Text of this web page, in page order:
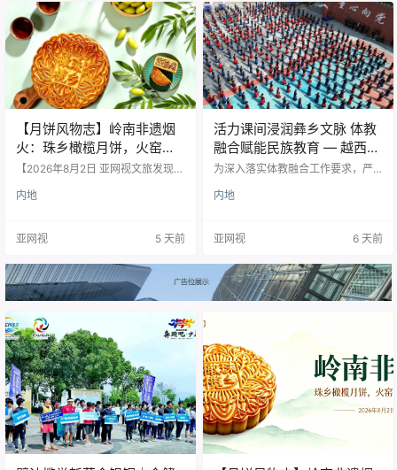
情点燃了这片水域。 本次赛事由国
家体育总局水上运动管理中心主
办，专为青少年量身打造。赛事根
据年龄设置了U18、U16、U14三大
专业组别，并特别设立了面向新手
的体验组，确保不…
表、校园师生、青少年参赛队伍，
融体育竞技、美育展演、科创展
示、志愿服务于一体，搭建青少年
德智体美劳全面发展的综合实践平
台。 在活动开幕式上，精彩的文体
类节目轮番登台，尽显…
【月饼风物志】岭南非遗烟
火：珠乡橄榄月饼，火窑古
法里的中秋食养文脉
【2026年8月2日 亚网视文旅发现】
序曲已然悄然启幕。 月饼，作为中
民俗底蕴与烟火气质。 广袤华夏，
叠，晋式古朴敦厚，潮式朥饼绵
密，经典广式温润醇厚。 一方水
土，一味风物，各自传承一方人文
乡橄榄月饼凭借独树一帜的非遗古
法技艺与五行食养理念，自成一…
内地
亚网视 5 天前
活力课间浸润彝乡文脉 体教
融合赋能民族教育 — 越西县
拉普镇中心小学打造极具彝
为深入落实体教融合工作要求，严
关部署，越西县拉普镇中心小学高
涵丰富、特色鲜明的民族风大课间
出，校园体育氛围浓厚。在凉山州
教师发展中心组织的全州中小学大
课间体育活动专项评比中，该校这
成果，…
内地
亚网视 6 天前